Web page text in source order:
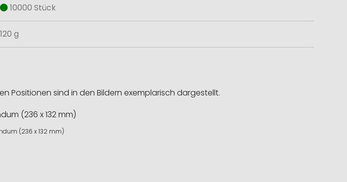
10000 Stück
120 g
Positionen sind in den Bildern exemplarisch dargestellt.
(236 x 132 mm)